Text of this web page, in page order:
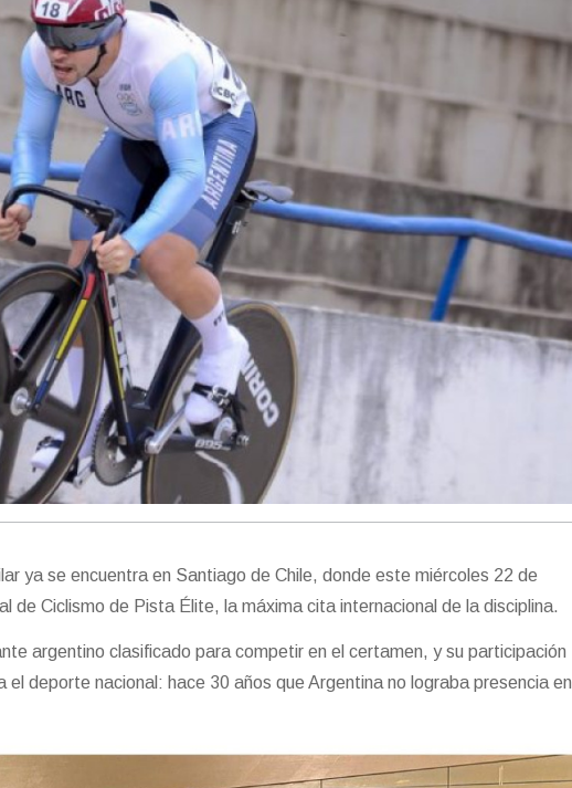
ya se encuentra en Santiago de Chile, donde este miércoles 22 de
de Ciclismo de Pista Élite, la máxima cita internacional de la disciplina.
argentino clasificado para competir en el certamen, y su participación
el deporte nacional: hace 30 años que Argentina no lograba presencia en